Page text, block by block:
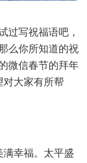
过写祝福语吧，
么你所知道的祝
微信春节的拜年
对大家有所帮
满幸福。太平盛